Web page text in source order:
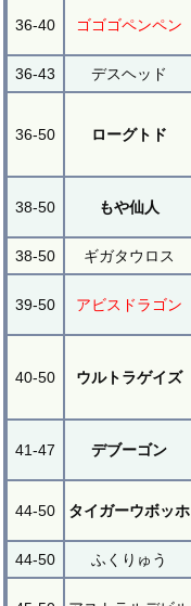
36-40 ゴゴゴペンペン
36-43 デスヘッド
36-50 ローグトド
38-50 もや仙人
38-50 ギガタウロス
39-50 アビスドラゴン
40-50 ウルトラゲイズ
41-47 デブーゴン
44-50 タイガーウボッホ
44-50 ふくりゅう